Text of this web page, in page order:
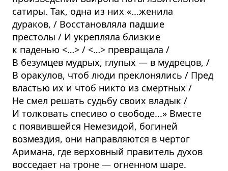
сатиры. Так, одна из них «...женила
дураков, / Восстановляла падшие
престолы / И укрепляла близкие
к паденью <…> / <…> превращала /
В безумцев мудрых, глупых — в мудрецов, /
В оракулов, чтоб люди преклонялись / Пред
властью их и чтоб никто из смертных /
Не смел решать судьбу своих владык /
И толковать спесиво о свободе...» Вместе
с появившейся Немезидой, богиней
возмездия, они направляются в чертог
Аримана, где верховный правитель духов
восседает на троне — огненном шаре.